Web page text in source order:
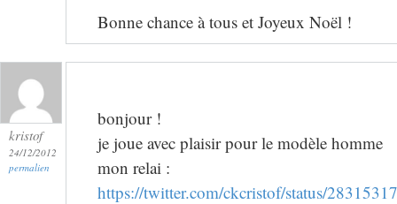
Bonne chance à tous et Joyeux Noël !
kristof
24/12/2012
permalien
bonjour !
je joue avec plaisir pour le modèle homme
mon relai :
https://twitter.com/ckcristof/status/